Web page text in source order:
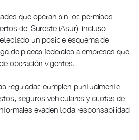
que operan sin los permisos
del Sureste (Asur), incluso
un posible esquema de
de placas federales a empresas que
operación vigentes.
reguladas cumplen puntualmente
seguros vehiculares y cuotas de
evaden toda responsabilidad